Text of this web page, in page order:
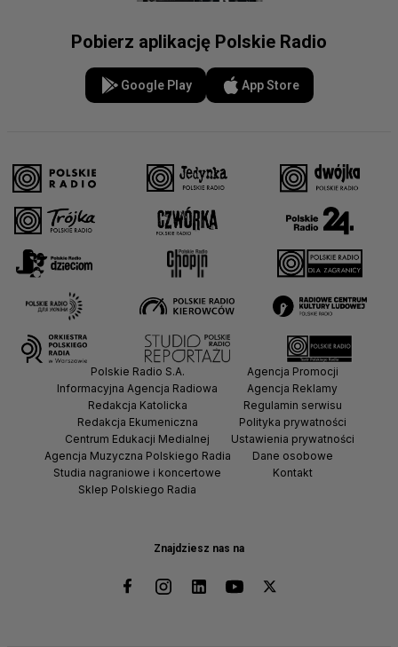
Pobierz aplikację Polskie Radio
Google Play App Store
Znajdziesz nas na
Polskie Radio S.A.
Informacyjna Agencja Radiowa
Redakcja Katolicka
Redakcja Ekumeniczna
Centrum Edukacji Medialnej
Agencja Muzyczna Polskiego Radia
Studia nagraniowe i koncertowe
Sklep Polskiego Radia
Agencja Promocji
Agencja Reklamy
Regulamin serwisu
Polityka prywatności
Ustawienia prywatności
Dane osobowe
Kontakt